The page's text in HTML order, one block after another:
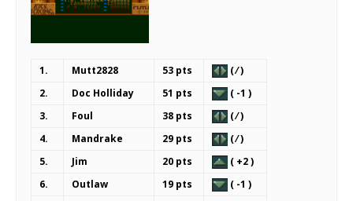
1. Mutt2828 53 pts
( ⁄ )
2.
Doc Holliday 51 pts
( -1 )
3.
Foul 38 pts
( ⁄ )
4.
Mandrake 29 pts
( ⁄ )
5.
Jim 20 pts
( +2 )
6.
Outlaw 19 pts
( -1 )